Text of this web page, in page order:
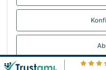
© Automattenland * Alle